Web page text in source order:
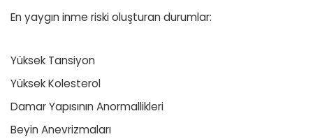
En yaygın inme riski oluşturan durumlar:
Yüksek Tansiyon
Yüksek Kolesterol
Damar Yapısının Anormallikleri
Beyin Anevrizmaları